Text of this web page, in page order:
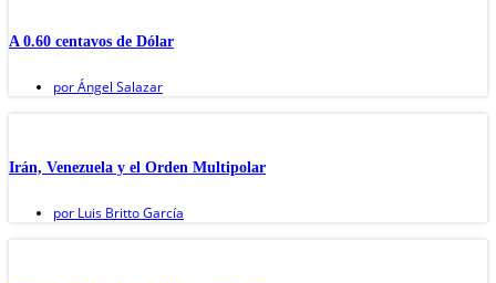
A 0.60 centavos de Dólar
porÁngel Salazar
Irán, Venezuela y el Orden Multipolar
por Luis Britto García